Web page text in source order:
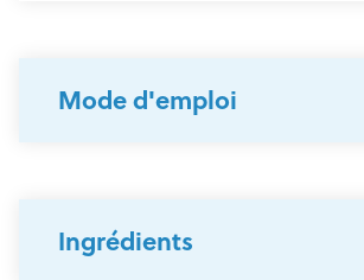
Mode d'emploi
Ingrédients